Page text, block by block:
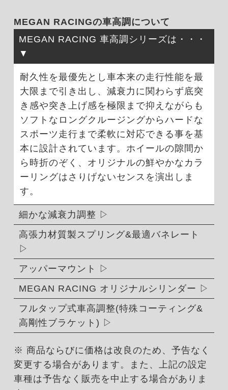
MEGAN RACINGの車高調について
MEGAN RACING 車高調シリーズは・・・
耐久性を最優先とし車本来の走行性能を最
大限まで引き出し、減衰力に関わらず底突
き感や突き上げ感を極限まで抑えながらも
ソフトなロングクルージングからハードな
スポーツ走行まで柔軟に対応できる事を基
本に設計されています。ホイールの隙間か
ら時折のぞく、オリジナルの鮮やかなカラ
ーリングはさりげないセンスを演出しま
す。
細かな減衰力調整
高張力材質製スプリング&最適バネレート
アッパーマウント
MEGAN RACING オリジナルシリンダー
フルタップ式車高調整(特殊コーティング&
高剛性ブラケット)
※ 商品ならびに価格は改良のため、予告なく
変更する場合があります。また、上記の設定
車種は予告なく販売を中止する場合がありま